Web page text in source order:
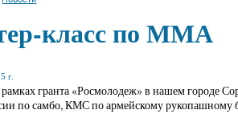
класс по ММА
г.
рамках гранта «Росмолодеж» в нашем городе
по самбо, КМС по армейскому рукопашному